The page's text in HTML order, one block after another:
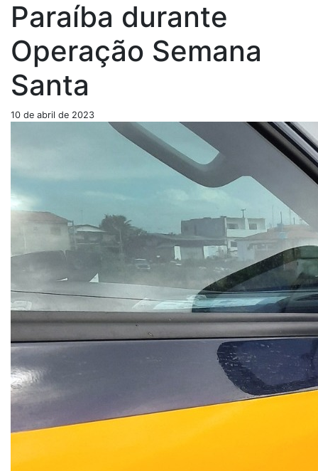
Paraíba durante
Operação Semana
Santa
10 de abril de 2023